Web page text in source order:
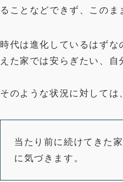
ることなどできず、このま
時代は進化しているはず
えた家では安らぎたい、自
そのような状況に対しては
当たり前に続けてきた
に気づきます。